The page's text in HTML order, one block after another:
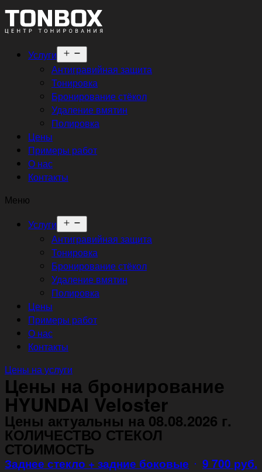
Услуги
меню
Антигравийная защита
Тонировка
Бронирование стёкол
Удаление вмятин
Полировка
Цены
Примеры работ
О нас
Контакты
Меню
Услуги
меню
Антигравийная защита
Тонировка
Бронирование стёкол
Удаление вмятин
Полировка
Цены
Примеры работ
О нас
Контакты
Цены на услуги
Цены на бронирование
HYUNDAI Veloster
Цены актуальны на 08.08.2026 г.
КОЛИЧЕСТВО СТЕКОЛ
СТОИМОСТЬ
Заднее стекло + задние боковые 9 700 руб.